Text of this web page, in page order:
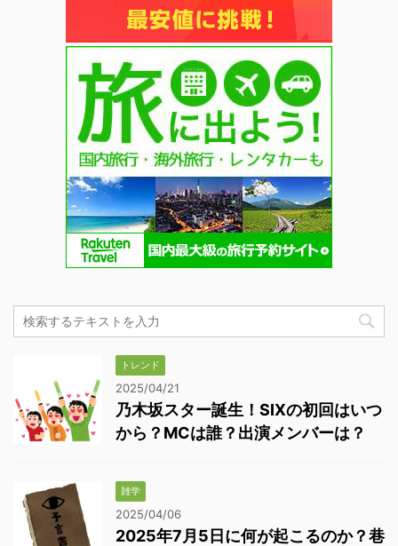
トレンド
2025/04/21
乃木坂スター誕生！SIXの初回はいつ
から？MCは誰？出演メンバーは？
雑学
2025/04/06
2025年7月5日に何が起こるのか？巷